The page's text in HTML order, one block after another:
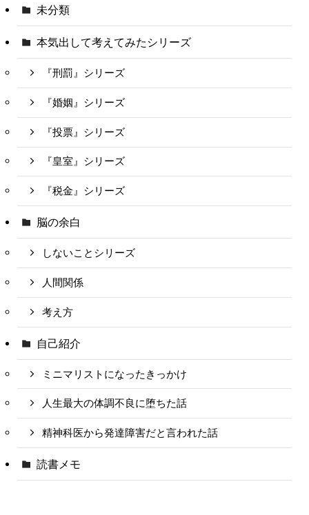
未分類
本気出して考えてみたシリーズ
『刑罰』シリーズ
『婚姻』シリーズ
『投票』シリーズ
『皇室』シリーズ
『税金』シリーズ
脳の余白
しないことシリーズ
人間関係
考え方
自己紹介
ミニマリストになったきっかけ
人生最大の体調不良に堕ちた話
精神科医から発達障害だと言われた話
読書メモ